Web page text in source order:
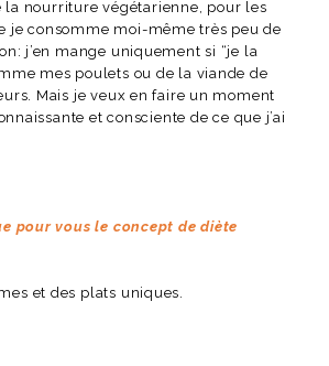
la nourriture végétarienne, pour les
je consomme moi-même très peu de
j’en mange uniquement si “je la
mes poulets ou de la viande de
Mais je veux en faire un moment
et consciente de ce que j’ai
pour vous le concept de diète
et des plats uniques.